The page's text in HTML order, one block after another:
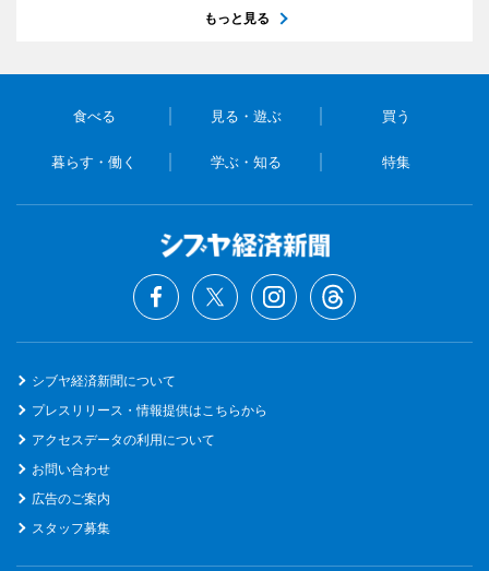
もっと見る
食べる 見る・遊ぶ 買う
暮らす・働く 学ぶ・知る 特集
シブヤ経済新聞について
プレスリリース・情報提供はこちらから
アクセスデータの利用について
お問い合わせ
広告のご案内
スタッフ募集